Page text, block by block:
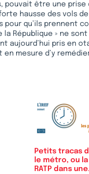
pouvait être une
hausse des vols
qu’ils prennent
République » ne
aujourd’hui pris en
mesure d’y
Petits tracas
le métro, ou la
RATP dans